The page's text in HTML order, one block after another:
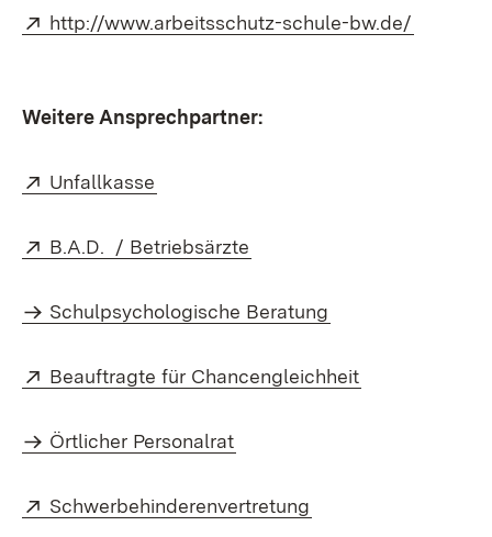
Extern:
http://www.arbeitsschutz-schule-bw.de/
Weitere Ansprechpartner:
Extern:
Unfallkasse
Extern:
B.A.D. / Betriebsärzte
Extern:
Schulpsychologische Beratung
Extern:
Beauftragte für Chancengleichheit
Extern:
Örtlicher Personalrat
Extern:
Schwerbehinderenvertretung